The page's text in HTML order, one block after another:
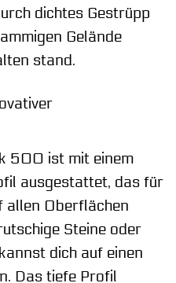
dichtes Gestrüpp
Gelände
stand.
500 ist mit einem
ausgestattet, das für
allen Oberflächen
Steine oder
dich auf einen
Das tiefe Profil